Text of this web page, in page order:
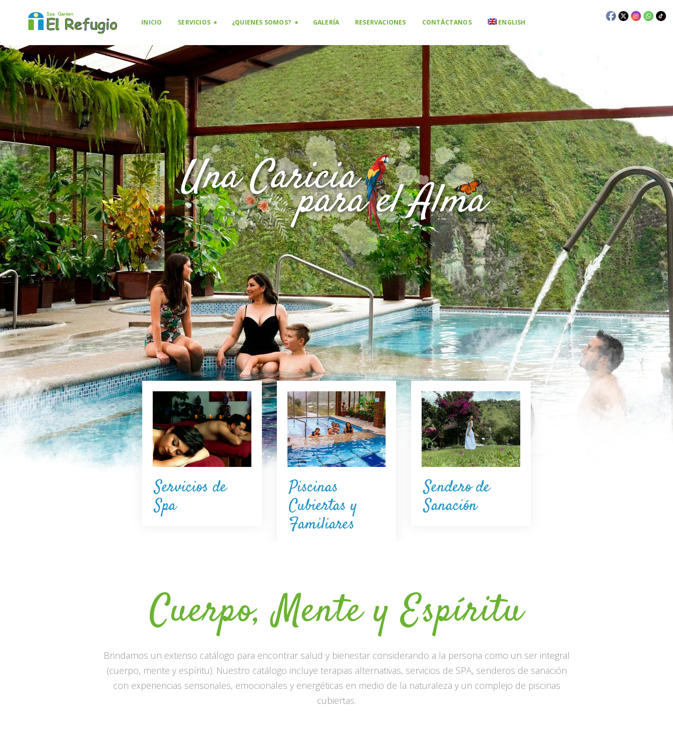
INICIO SERVICIOS ¿QUIENES SOMOS? GALERÍA RESERVACIONES CONTÁCTANOS ENGLISH
INICIO
SERVICIOS
¿QUIENES SOMOS?
GALERÍA
RESERVACIONES
CONTÁCTANOS
ENGLISH
Servicios de
Spa
Piscinas
Cubiertas y
Familiares
Sendero de
Sanación
Cuerpo, Mente y Espíritu
Brindamos un extenso catálogo para encontrar salud y bienestar considerando a la persona como un ser integral
(cuerpo, mente y espíritu). Nuestro catálogo incluye terapias alternativas, servicios de SPA, senderos de sanación
con experiencias sensoriales, emocionales y energéticas en medio de la naturaleza y un complejo de piscinas
cubiertas.